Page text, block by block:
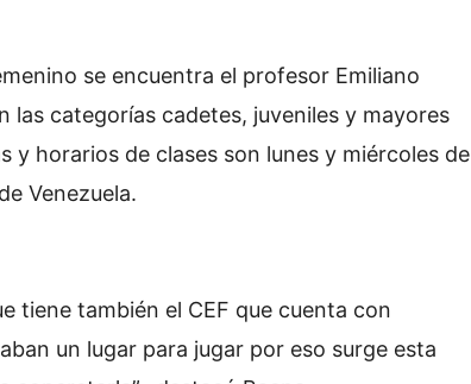
se encuentra el profesor Emiliano
las categorías cadetes, juveniles y mayores
y horarios de clases son lunes y miércoles de
Venezuela.
tiene también el CEF que cuenta con
un lugar para jugar por eso surge esta